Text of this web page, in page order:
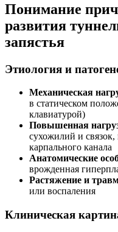
Понимание
развития
запястья
Этиология и
Механическая
в статическом
клавиатурой)
Повышенная
сухожилий и
карпального канала
Анатомические
врожденная
Растяжение и
или воспаления
Клиническая